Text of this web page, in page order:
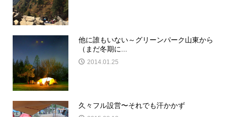
他に誰もいない～グリーンパーク山東から
（まだ冬期に...
2014.01.25
久々フル設営〜それでも汗かかず